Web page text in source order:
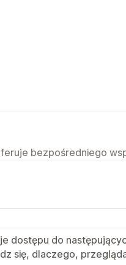
bezpośredniego
dostępu do
się, dlaczego,